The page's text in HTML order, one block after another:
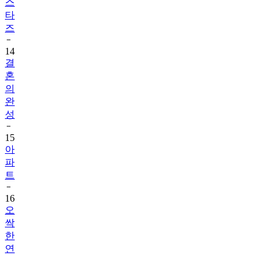
타
즈
14
결
혼
의
완
성
15
아
파
트
16
오
싹
한
연